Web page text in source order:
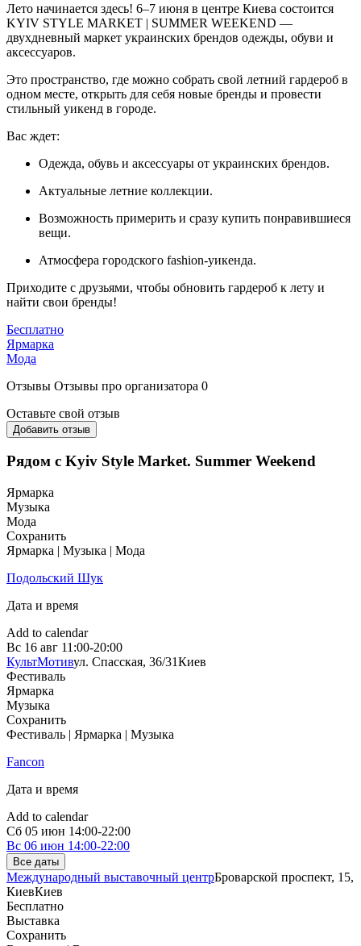
Лето начинается здесь! 6–7 июня в центре Киева состоится
KYIV STYLE MARKET | SUMMER WEEKEND —
двухдневный маркет украинских брендов одежды, обуви и
аксессуаров.
Это пространство, где можно собрать свой летний гардероб в
одном месте, открыть для себя новые бренды и провести
стильный уикенд в городе.
Вас ждет:
Одежда, обувь и аксессуары от украинских брендов.
Актуальные летние коллекции.
Возможность примерить и сразу купить понравившиеся
вещи.
Атмосфера городского fashion-уикенда.
Приходите с друзьями, чтобы обновить гардероб к лету и
найти свои бренды!
Бесплатно
Ярмарка
Мода
Отзывы Отзывы про организатора 0
Оставьте свой отзыв
Добавить отзыв
Рядом с Kyiv Style Market. Summer Weekend
Ярмарка
Музыка
Мода
Сохранить
Ярмарка | Музыка | Мода
Подольский Шук
Дата и время
Add to calendar
Вс 16 авг 11:00-20:00
КультМотивул. Спасская, 36/31Киев
Фестиваль
Ярмарка
Музыка
Сохранить
Фестиваль | Ярмарка | Музыка
Fancon
Дата и время
Add to calendar
Сб 05 июн 14:00-22:00
Вс 06 июн 14:00-22:00
Все даты
Международный выставочный центрБроварской проспект, 15,
КиевКиев
Бесплатно
Выставка
Сохранить